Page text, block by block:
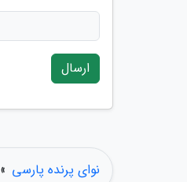
ارسال
نوای پرنده پارسی »